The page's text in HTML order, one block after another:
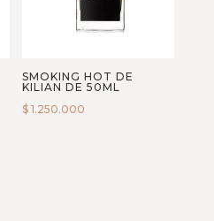
SMOKING HOT DE
KILIAN DE 50ML
$ 1.250.000